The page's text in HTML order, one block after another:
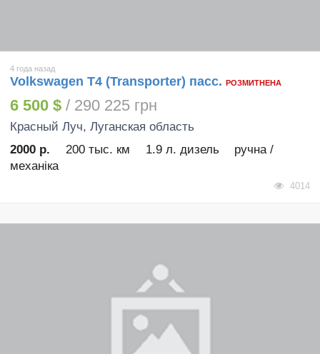
4 года назад
Volkswagen T4 (Transporter) пасс. РОЗМИТНЕНА
6 500 $ / 290 225 грн
Красный Луч, Луганская область
2000 р.
200 тыс. км 1.9 л. дизель
ручна /
механіка
4014